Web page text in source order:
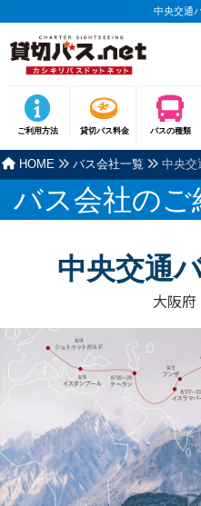
中央交通
ご利用方法 貸切バス料金 バスの種類
HOME バス会社一覧 中央交
バス会社のご
中央交通
大阪